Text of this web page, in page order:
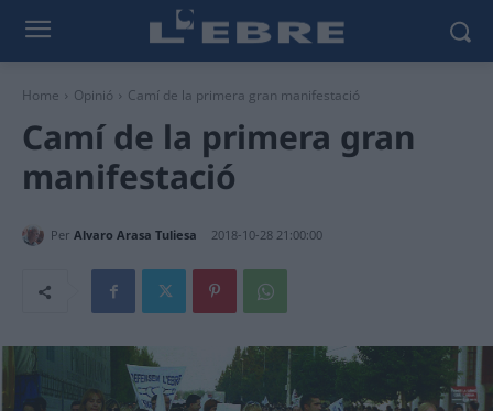
Home Opinió Camí de la primera gran manifestació
Camí de la primera gran
manifestació
Per Alvaro Arasa Tuliesa 2018-10-28 21:00:00